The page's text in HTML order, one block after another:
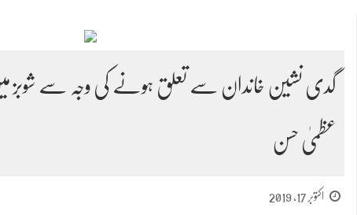
گدی نشین خاندان سے تعلق ہونے کی وجہ سے شوبز
عظمیٰ حسن
اکتوبر 17, 2019